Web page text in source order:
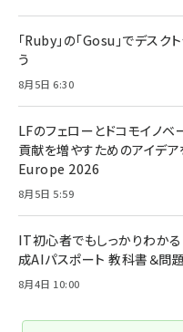
「Ruby」の「Gosu」でデス
う
8月5日 6:30
LFのフェローとドコモイノベ
貢献を増やすためのアイデ
Europe 2026
8月5日 5:59
IT初心者でもしっかりわかる
成AIパスポート 教科書＆問題
8月4日 10:00